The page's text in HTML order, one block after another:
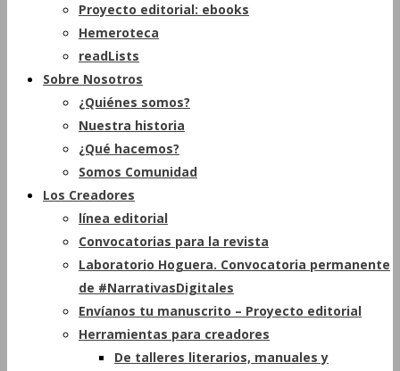
Proyecto editorial: ebooks
Hemeroteca
readLists
Sobre Nosotros
¿Quiénes somos?
Nuestra historia
¿Qué hacemos?
Somos Comunidad
Los Creadores
línea editorial
Convocatorias para la revista
Laboratorio Hoguera. Convocatoria permanente
de #NarrativasDigitales
Envíanos tu manuscrito – Proyecto editorial
Herramientas para creadores
De talleres literarios, manuales y